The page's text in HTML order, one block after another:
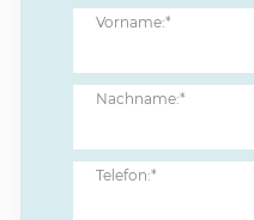
Vorname:*
Nachname:*
Telefon:*